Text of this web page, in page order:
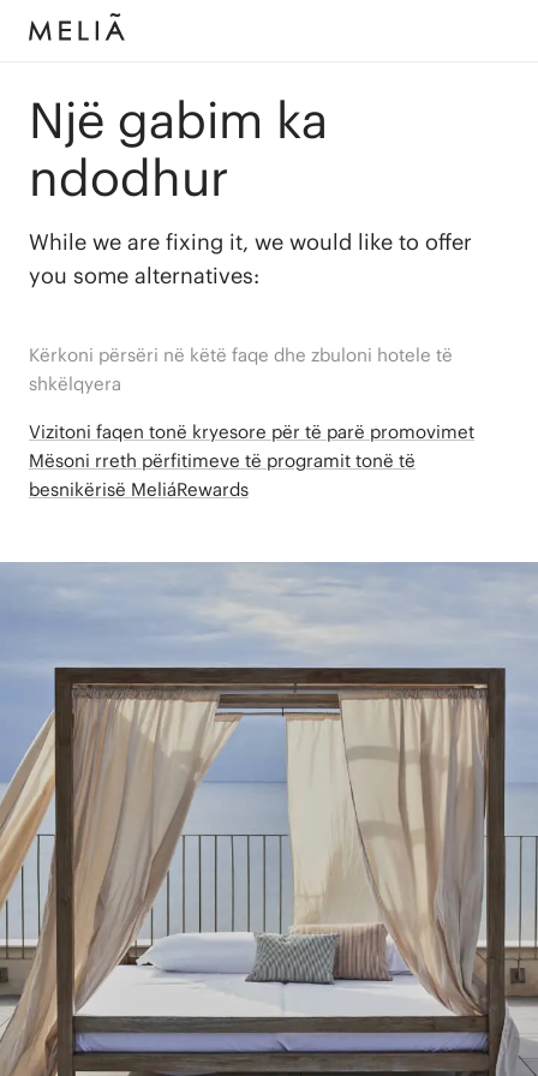
Një gabim ka
ndodhur
While we are fixing it, we would like to offer
you some alternatives:
Kërkoni përsëri në këtë faqe dhe zbuloni hotele të
shkëlqyera
Vizitoni faqen tonë kryesore për të parë promovimet
Mësoni rreth përfitimeve të programit tonë të
besnikërisë MeliáRewards